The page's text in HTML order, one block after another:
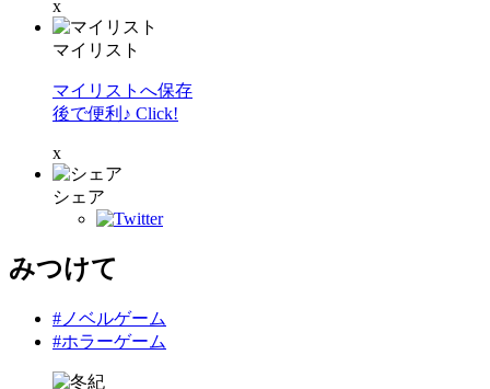
x
マイリスト
マイリストへ保存
後で便利♪ Click!
x
シェア
みつけて
#ノベルゲーム
#ホラーゲーム